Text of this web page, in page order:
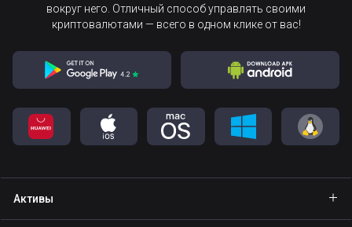
вокруг него. Отличный способ управлять своими
криптовалютами — всего в одном клике от вас!
Активы